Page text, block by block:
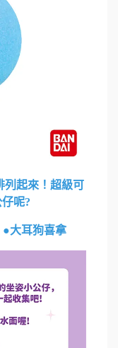
列起來！超級可
呢?
大耳狗喜拿